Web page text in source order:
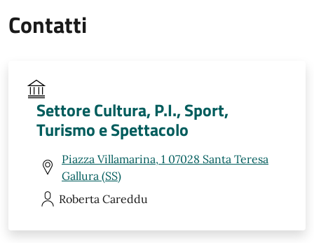
Contatti
Settore Cultura, P.I., Sport,
Turismo e Spettacolo
Piazza Villamarina, 1 07028 Santa Teresa
Gallura (SS)
Roberta Careddu